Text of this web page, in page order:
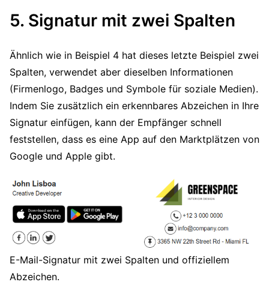
5. Signatur mit zwei Spalten
Ähnlich wie in Beispiel 4 hat dieses letzte Beispiel zwei
Spalten, verwendet aber dieselben Informationen
(Firmenlogo, Badges und Symbole für soziale Medien).
Indem Sie zusätzlich ein erkennbares Abzeichen in Ihre
Signatur einfügen, kann der Empfänger schnell
feststellen, dass es eine App auf den Marktplätzen von
Google und Apple gibt.
E-Mail-Signatur mit zwei Spalten und offiziellem
Abzeichen.